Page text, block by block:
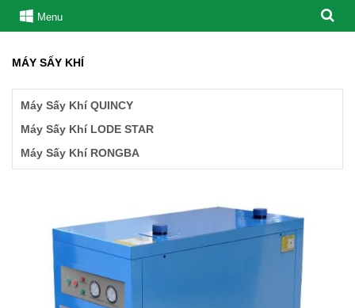
Menu
MÁY SẤY KHÍ
Máy Sấy Khí QUINCY
Máy Sấy Khí LODE STAR
Máy Sấy Khí RONGBA